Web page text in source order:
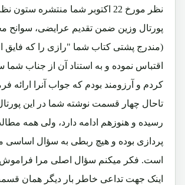
نظر مورخ 22 اکتوبر شما منتشره
پورتال وزین ضمن تقدیم عرایضی، سوانح
(مندرج پشتی کتاب شما "رازی را که فایق
اقتباس نموده و به استناد آن از جناب
کردم و آرزومند بودم که جواب آنرا ارائه
تاحال چهار قسمت نوشته شما در این
رسیده و هنوزهم ادامه دارد، ولی همه
پردازی بوده و هیچ ربطی به سؤال اساسی
است. فکر میکنم سؤال اصلی مرا فراموش
اینک جهت تداعی خاطر بار دیگر همان